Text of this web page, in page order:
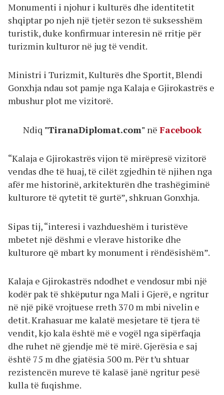
Monumenti i njohur i kulturës dhe identitetit
shqiptar po njeh një tjetër sezon të suksesshëm
turistik, duke konfirmuar interesin në rritje për
turizmin kulturor në jug të vendit.
Ministri i Turizmit, Kulturës dhe Sportit, Blendi
Gonxhja ndau sot pamje nga Kalaja e Gjirokastrës e
mbushur plot me vizitorë.
Ndiq "TiranaDiplomat.com" në Facebook
“Kalaja e Gjirokastrës vijon të mirëpresë vizitorë
vendas dhe të huaj, të cilët zgjedhin të njihen nga
afër me historinë, arkitekturën dhe trashëgiminë
kulturore të qytetit të gurtë”, shkruan Gonxhja.
Sipas tij, “interesi i vazhdueshëm i turistëve
mbetet një dëshmi e vlerave historike dhe
kulturore që mbart ky monument i rëndësishëm”.
Kalaja e Gjirokastrës ndodhet e vendosur mbi një
kodër pak të shkëputur nga Mali i Gjerë, e ngritur
në një pikë vrojtuese rreth 370 m mbi nivelin e
detit. Krahasuar me kalatë mesjetare të tjera të
vendit, kjo kala është më e vogël nga sipërfaqja
dhe ruhet në gjendje më të mirë. Gjerësia e saj
është 75 m dhe gjatësia 500 m. Për t’u shtuar
rezistencën mureve të kalasë janë ngritur pesë
kulla të fuqishme.